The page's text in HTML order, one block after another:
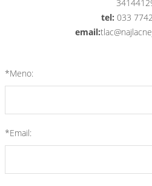
tel: 033
email:
*Meno:
*Email: